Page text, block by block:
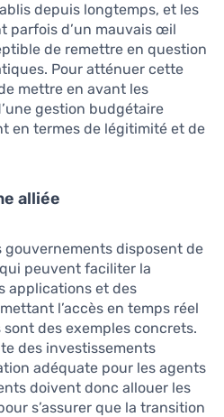
depuis longtemps, et les
parfois d’un mauvais œil
de remettre en question
Pour atténuer cette
mettre en avant les
gestion budgétaire
en termes de légitimité et de
alliée
gouvernements disposent de
qui peuvent faciliter la
applications et des
l’accès en temps réel
des exemples concrets.
des investissements
adéquate pour les agents
doivent donc allouer les
s’assurer que la transition